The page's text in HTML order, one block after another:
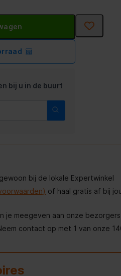
bij u in de buurt
bij de lokale Expertwinkel
of haal gratis af bij
je meegeven aan onze bezorgers
contact op met 1 van onze